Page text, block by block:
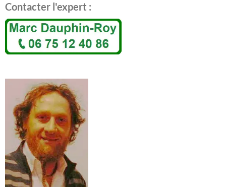
Contacter l'expert :